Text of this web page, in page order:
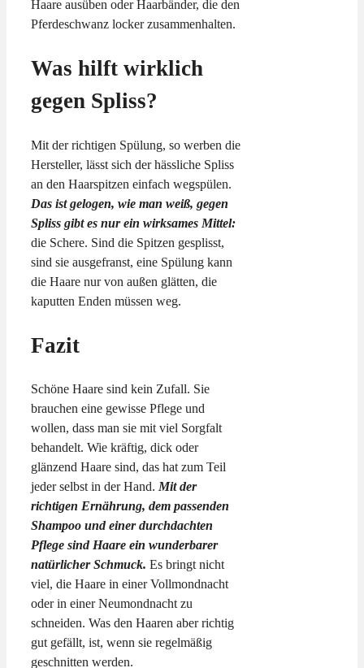
Haare ausüben oder Haarbänder, die den
Pferdeschwanz locker zusammenhalten.
Was hilft wirklich
gegen Spliss?
Mit der richtigen Spülung, so werben die
Hersteller, lässt sich der hässliche Spliss
an den Haarspitzen einfach wegspülen.
Das ist gelogen, wie man weiß, gegen
Spliss gibt es nur ein wirksames Mittel:
die Schere. Sind die Spitzen gesplisst,
sind sie ausgefranst, eine Spülung kann
die Haare nur von außen glätten, die
kaputten Enden müssen weg.
Fazit
Schöne Haare sind kein Zufall. Sie
brauchen eine gewisse Pflege und
wollen, dass man sie mit viel Sorgfalt
behandelt. Wie kräftig, dick oder
glänzend Haare sind, das hat zum Teil
jeder selbst in der Hand. Mit der
richtigen Ernährung, dem passenden
Shampoo und einer durchdachten
Pflege sind Haare ein wunderbarer
natürlicher Schmuck. Es bringt nicht
viel, die Haare in einer Vollmondnacht
oder in einer Neumondnacht zu
schneiden. Was den Haaren aber richtig
gut gefällt, ist, wenn sie regelmäßig
geschnitten werden.